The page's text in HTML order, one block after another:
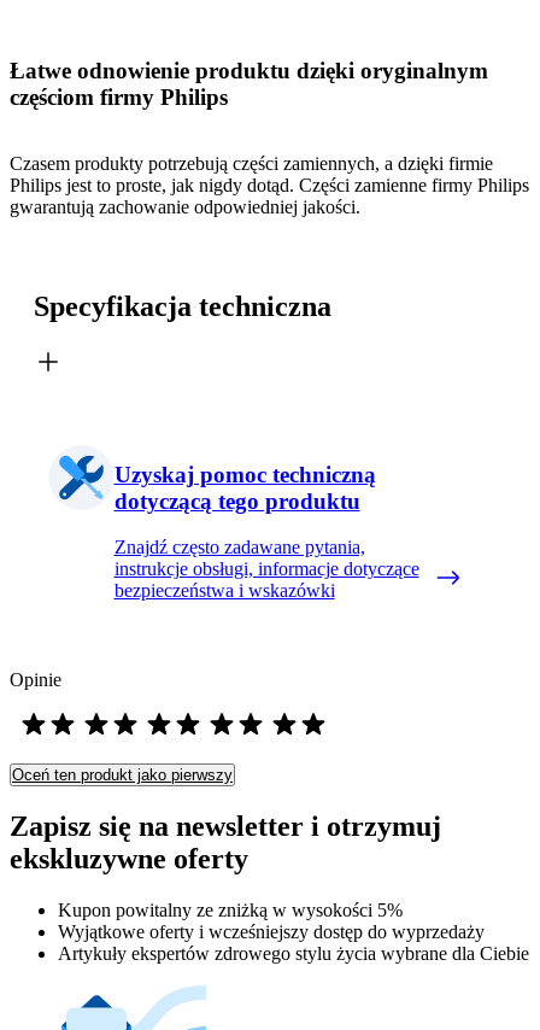
Łatwe odnowienie produktu dzięki oryginalnym
częściom firmy Philips
Czasem produkty potrzebują części zamiennych, a dzięki firmie
Philips jest to proste, jak nigdy dotąd. Części zamienne firmy Philips
gwarantują zachowanie odpowiedniej jakości.
Specyfikacja techniczna
Uzyskaj pomoc techniczną
dotyczącą tego produktu
Znajdź często zadawane pytania,
instrukcje obsługi, informacje dotyczące
bezpieczeństwa i wskazówki
Opinie
Oceń ten produkt jako pierwszy
Zapisz się na newsletter i otrzymuj
ekskluzywne oferty
Kupon powitalny ze zniżką w wysokości 5%
Wyjątkowe oferty i wcześniejszy dostęp do wyprzedaży
Artykuły ekspertów zdrowego stylu życia wybrane dla Ciebie